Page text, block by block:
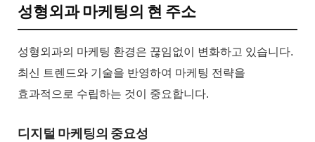
성형외과 마케팅의 현 주소
성형외과의 마케팅 환경은 끊임없이 변화하고 있습니다.
최신 트렌드와 기술을 반영하여 마케팅 전략을
효과적으로 수립하는 것이 중요합니다.
디지털 마케팅의 중요성